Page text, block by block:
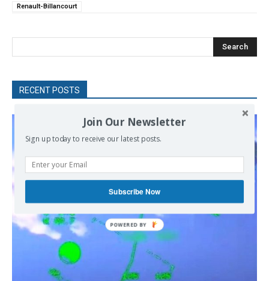
Renault-Billancourt
Search
RECENT POSTS
Join Our Newsletter
Sign up today to receive our latest posts.
Subscribe Now